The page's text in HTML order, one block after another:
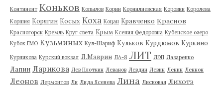
Континент Коньков Копылов Корин Корнилиевская Коровин Королева
Коршия Корягин Косых Коха Коцан Кравченко Краснов
Красногорск Кремль Круг света Крым Ксения Федоровна Кубенское озеро
Кубок ГМО Кузьминых Кул-Шариф Кульков Курдюмов Куркино
Курникова Курский вокзал Л.Маврин ЛА-8 ЛИТ ЛЭП Лазаренко
Лапин Ларикова Лев Плоткин Леванов Левдин Левин Ленин Леннон
Леонов Лермонтов Ли Лида Ясенева Лина Лисковая Лихотэ